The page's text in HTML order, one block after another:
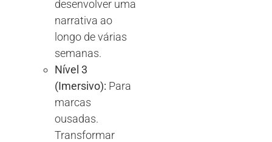
desenvolver uma
narrativa ao
longo de várias
semanas.
Nível 3
(Imersivo): Para
marcas
ousadas.
Transformar